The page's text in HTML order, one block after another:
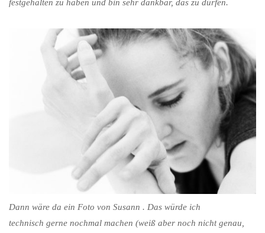
festgehalten zu haben und bin sehr dankbar, das zu dürfen.
Dann wäre da ein Foto von Susann . Das würde ich
technisch gerne nochmal machen (weiß aber noch nicht genau,